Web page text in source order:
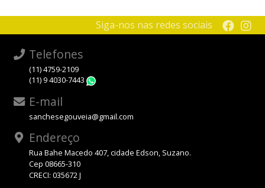
Siga-nos nas redes sociais
Telefones
(11) 4759-2109
(11) 9 4030-7443
E-mail
sanchesegouveia@gmail.com
Endereço
Rua Bahe Macedo 407, cidade Edson, Suzano.
Cep 08665-310
CRECI: 035672 J